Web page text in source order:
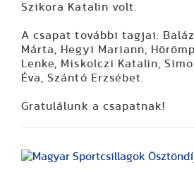
Szikora Katalin volt.
A csapat további tagjai:
Márta, Hegyi Mariann,
Lenke, Miskolczi Katalin,
Éva, Szántó Erzsébet.
Gratulálunk a csapatnak!